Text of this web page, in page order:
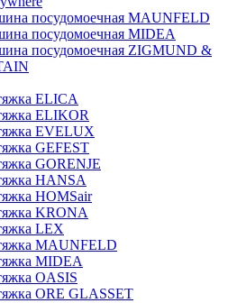
посудомоечная MAUNFELD
посудомоечная MIDEA
посудомоечная ZIGMUND &
ELICA
ELIKOR
EVELUX
GEFEST
GORENJE
HANSA
HOMSair
KRONA
LEX
MAUNFELD
MIDEA
OASIS
ORE GLASSET